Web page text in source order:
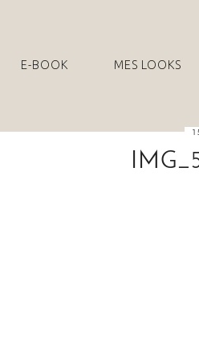
E-BOOK MES LOOKS